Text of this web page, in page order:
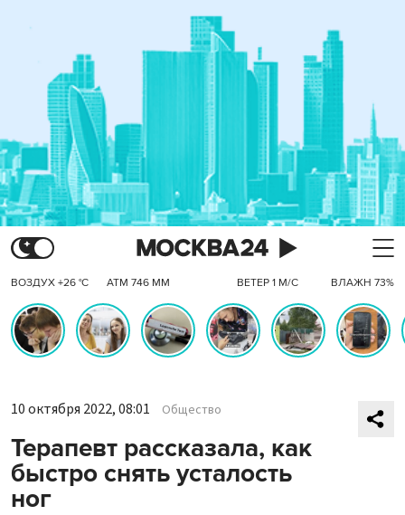
ВОЗДУХ +26 °C АТМ 746 ММ ВЕТЕР 1 М/С ВЛАЖН 73%
10 октября 2022, 08:01 Общество
Терапевт рассказала, как
быстро снять усталость
ног